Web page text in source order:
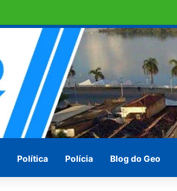
a deputado estadual
Política Polícia Blog do Geo